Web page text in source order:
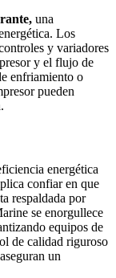
una
Los
y variadores
y el flujo de
enfriamiento o
pueden
energética
confiar en que
respaldada por
se enorgullece
equipos de
de calidad riguroso
un